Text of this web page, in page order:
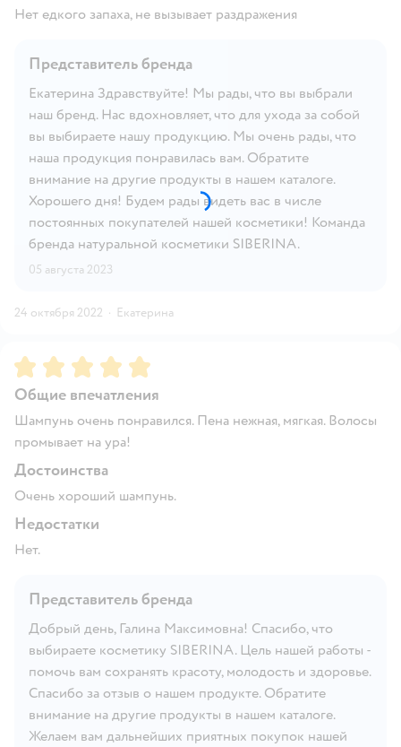
Нет едкого запаха, не вызывает раздражения
Представитель бренда
Екатерина Здравствуйте! Мы рады, что вы выбрали
наш бренд. Нас вдохновляет, что для ухода за собой
вы выбираете нашу продукцию. Мы очень рады, что
наша продукция понравилась вам. Обратите
внимание на другие продукты в нашем каталоге.
Хорошего дня! Будем рады видеть вас в числе
постоянных покупателей нашей косметики! Команда
бренда натуральной косметики SIBERINA.
05 августа 2023
24 октября 2022 · Екатерина
Рейтинг:5
Общие впечатления
Шампунь очень понравился. Пена нежная, мягкая. Волосы
промывает на ура!
Достоинства
Очень хороший шампунь.
Недостатки
Нет.
Представитель бренда
Добрый день, Галина Максимовна! Спасибо, что
выбираете косметику SIBERINA. Цель нашей работы -
помочь вам сохранять красоту, молодость и здоровье.
Спасибо за отзыв о нашем продукте. Обратите
внимание на другие продукты в нашем каталоге.
Желаем вам дальнейших приятных покупок нашей